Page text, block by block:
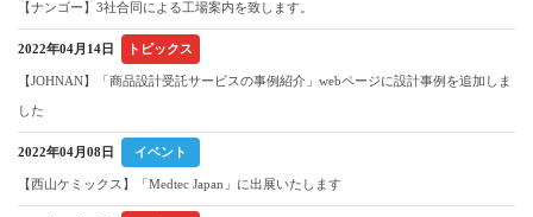
【ナンゴー】3社合同による工場案内を致します。
2022年04月14日 トピックス
【JOHNAN】「商品設計受託サービスの事例紹介」webページに設計事例を追加しま
した
2022年04月08日 イベント
【西山ケミックス】「Medtec Japan」に出展いたします